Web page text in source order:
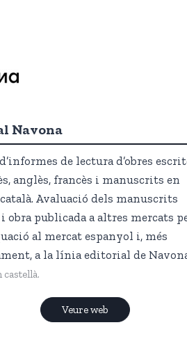
Navona
de lectura d’obres
anglès, francès i manuscrits en
Avaluació dels manuscrits
publicada a altres mercats
al mercat espanyol i, més
a la línia editorial de
castellà.
Veure web